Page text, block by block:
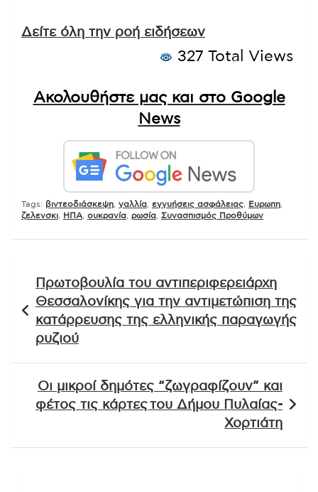
Δείτε όλη την ροή ειδήσεων
327 Total Views
Ακολουθήστε μας και στο Google
News
Tags: βιντεοδιάσκεψη γαλλία εγγυήσεις ασφάλειας Ευρωπη
ζελενσκι
ΗΠΑ ουκρανία ρωσία Συνασπισμός Προθύμων
άρθρων
Πρωτοβουλία του αντιπεριφερειάρχη
Θεσσαλονίκης για την αντιμετώπιση της
κατάρρευσης της ελληνικής παραγωγής
ρυζιού
Οι μικροί δημότες “ζωγραφίζουν” και
φέτος τις κάρτες του Δήμου Πυλαίας-
Χορτιάτη